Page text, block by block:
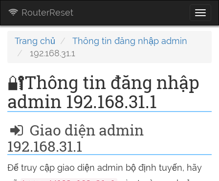
RouterReset
Trang chủ
Thông tin đăng nhập admin
192.168.31.1
🔐Thông tin đăng nhập
admin 192.168.31.1
Giao diện admin
192.168.31.1
Để truy cập giao diện admin bộ định tuyến, hãy